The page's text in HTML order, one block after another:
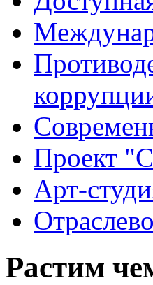
Проект
Арт-
Растим